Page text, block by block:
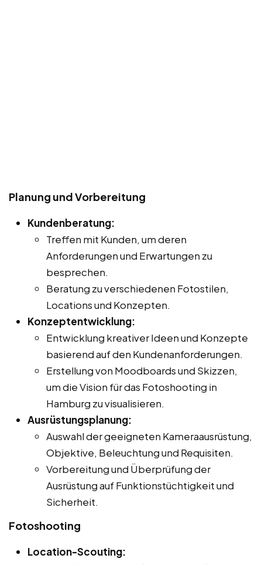
Planung und Vorbereitung
Kundenberatung:
Treffen mit Kunden, um deren
Anforderungen und Erwartungen zu
besprechen.
Beratung zu verschiedenen Fotostilen,
Locations und Konzepten.
Konzeptentwicklung:
Entwicklung kreativer Ideen und Konzepte
basierend auf den Kundenanforderungen.
Erstellung von Moodboards und Skizzen,
um die Vision für das Fotoshooting in
Hamburg zu visualisieren.
Ausrüstungsplanung:
Auswahl der geeigneten Kameraausrüstung,
Objektive, Beleuchtung und Requisiten.
Vorbereitung und Überprüfung der
Ausrüstung auf Funktionstüchtigkeit und
Sicherheit.
Fotoshooting
Location-Scouting: